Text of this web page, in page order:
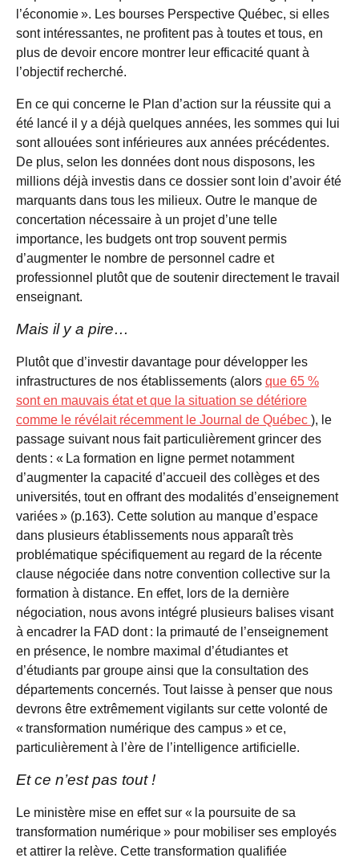
l’économie ». Les bourses Perspective Québec, si elles
sont intéressantes, ne profitent pas à toutes et tous, en
plus de devoir encore montrer leur efficacité quant à
l’objectif recherché.
En ce qui concerne le Plan d’action sur la réussite qui a
été lancé il y a déjà quelques années, les sommes qui lui
sont allouées sont inférieures aux années précédentes.
De plus, selon les données dont nous disposons, les
millions déjà investis dans ce dossier sont loin d’avoir été
marquants dans tous les milieux. Outre le manque de
concertation nécessaire à un projet d’une telle
importance, les budgets ont trop souvent permis
d’augmenter le nombre de personnel cadre et
professionnel plutôt que de soutenir directement le travail
enseignant.
Mais il y a pire…
Plutôt que d’investir davantage pour développer les
infrastructures de nos établissements (alors que 65 %
sont en mauvais état et que la situation se détériore
comme le révélait récemment le Journal de Québec ), le
passage suivant nous fait particulièrement grincer des
dents : « La formation en ligne permet notamment
d’augmenter la capacité d’accueil des collèges et des
universités, tout en offrant des modalités d’enseignement
variées » (p.163). Cette solution au manque d’espace
dans plusieurs établissements nous apparaît très
problématique spécifiquement au regard de la récente
clause négociée dans notre convention collective sur la
formation à distance. En effet, lors de la dernière
négociation, nous avons intégré plusieurs balises visant
à encadrer la FAD dont : la primauté de l’enseignement
en présence, le nombre maximal d’étudiantes et
d’étudiants par groupe ainsi que la consultation des
départements concernés. Tout laisse à penser que nous
devrons être extrêmement vigilants sur cette volonté de
« transformation numérique des campus » et ce,
particulièrement à l’ère de l’intelligence artificielle.
Et ce n’est pas tout !
Le ministère mise en effet sur « la poursuite de sa
transformation numérique » pour mobiliser ses employés
et attirer la relève. Cette transformation qualifiée